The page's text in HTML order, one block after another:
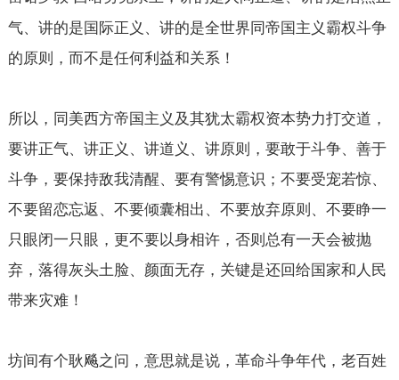
气、讲的是国际正义、讲的是全世界同帝国主义霸权斗争
的原则，而不是任何利益和关系！
所以，同美西方帝国主义及其犹太霸权资本势力打交道，
要讲正气、讲正义、讲道义、讲原则，要敢于斗争、善于
斗争，要保持敌我清醒、要有警惕意识；不要受宠若惊、
不要留恋忘返、不要倾囊相出、不要放弃原则、不要睁一
只眼闭一只眼，更不要以身相许，否则总有一天会被抛
弃，落得灰头土脸、颜面无存，关键是还回给国家和人民
带来灾难！
坊间有个耿飚之问，意思就是说，革命斗争年代，老百姓